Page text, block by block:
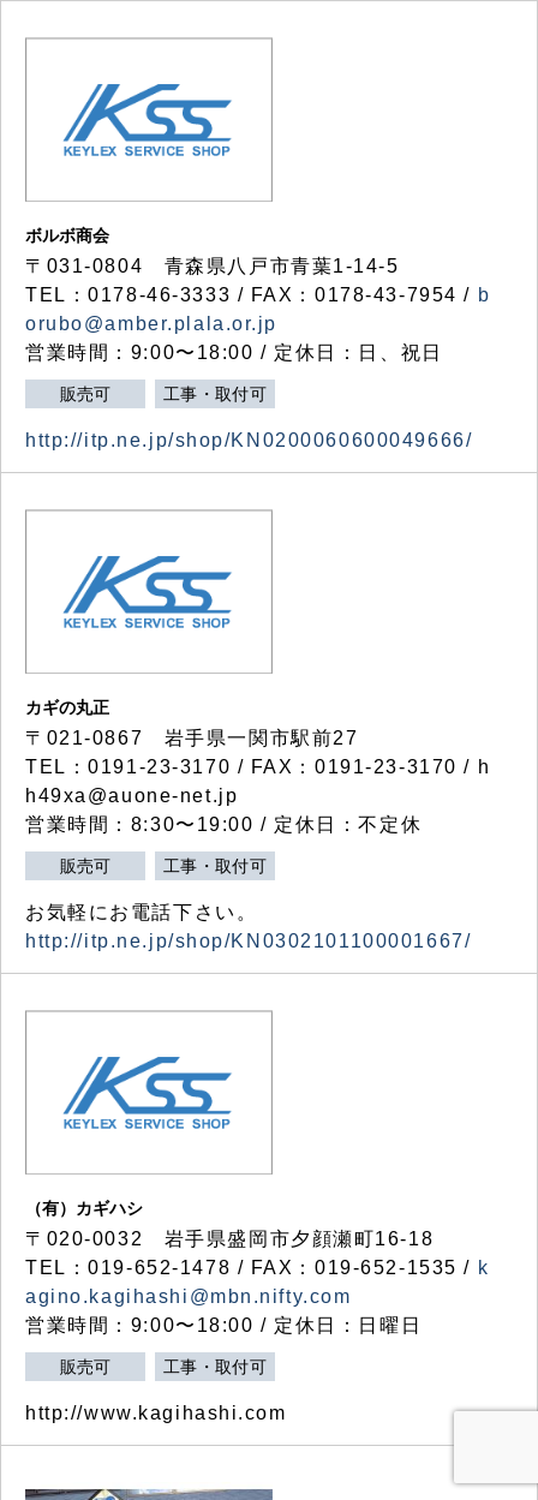
ボルボ商会
〒031-0804 青森県八戸市青葉1-14-5
TEL：0178-46-3333 / FAX：0178-43-7954 / b
orubo@amber.plala.or.jp
営業時間：9:00〜18:00 / 定休日：日、祝日
販売可 工事・取付可
http://itp.ne.jp/shop/KN0200060600049666/
カギの丸正
〒021-0867 岩手県一関市駅前27
TEL：0191-23-3170 / FAX：0191-23-3170 / h
h49xa@auone-net.jp
営業時間：8:30〜19:00 / 定休日：不定休
販売可 工事・取付可
お気軽にお電話下さい。
http://itp.ne.jp/shop/KN0302101100001667/
（有）カギハシ
〒020-0032 岩手県盛岡市夕顔瀬町16-18
TEL：019-652-1478 / FAX：019-652-1535 / k
agino.kagihashi@mbn.nifty.com
営業時間：9:00〜18:00 / 定休日：日曜日
販売可 工事・取付可
http://www.kagihashi.com